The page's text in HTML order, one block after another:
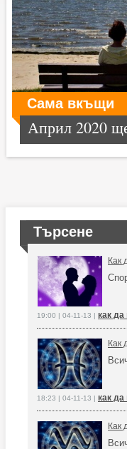
Сама вкъщи
Април 2020
Търсене
Как
19:00 | 04-11-13 | как да
Как
18:23 | 04-11-13 | как да
Как